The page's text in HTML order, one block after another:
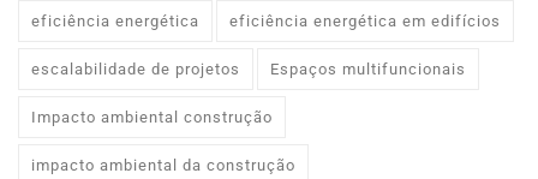
eficiência energética eficiência energética em edifícios
escalabilidade de projetos Espaços multifuncionais
Impacto ambiental construção
impacto ambiental da construção